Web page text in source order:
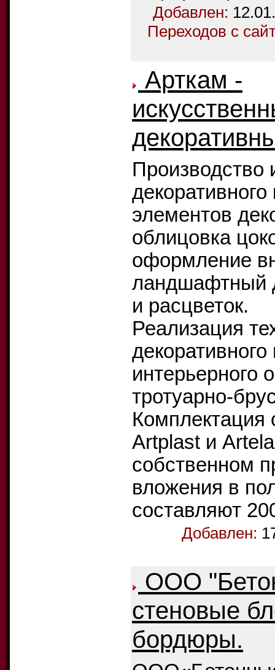
Добавлен:
Переходов с
Арткам -
Производство
элементов
облицовка
оформление
ландшафтный
и расцветок.
Реализация
интерьерного
тротуарно-
Artplast и
собственном
вложения в
составляют
Добавлен:
ООО
стеновые
бордюры.